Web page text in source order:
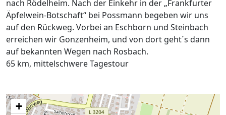
nach Rödelheim. Nach der Einkehr in der „Frankfurter
Äpfelwein-Botschaft“ bei Possmann begeben wir uns
auf den Rückweg. Vorbei an Eschborn und Steinbach
erreichen wir Gonzenheim, und von dort geht´s dann
auf bekannten Wegen nach Rosbach.
65 km, mittelschwere Tagestour
+